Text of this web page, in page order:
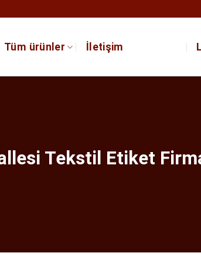
Tüm ürünler İletişim
Tekstil Etiket